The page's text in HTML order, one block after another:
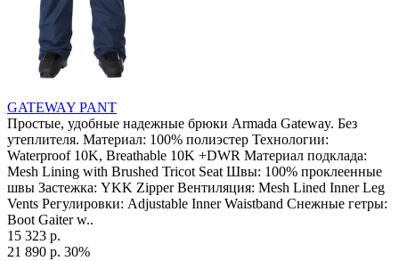
GATEWAY PANT
Простые, удобные надежные брюки Armada Gateway. Без
утеплителя. Материал: 100% полиэстер Технологии:
Waterproof 10K, Breathable 10K +DWR Материал подклада:
Mesh Lining with Brushed Tricot Seat Швы: 100% проклеенные
швы Застежка: YKK Zipper Вентиляция: Mesh Lined Inner Leg
Vents Регулировки: Adjustable Inner Waistband Снежные гетры:
Boot Gaiter w..
15 323 р.
21 890 р. 30%